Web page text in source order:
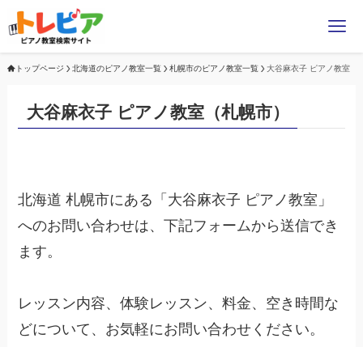
トップページ 北海道のピアノ教室一覧 札幌市のピアノ教室一覧 大谷麻衣子 ピアノ教室
大谷麻衣子 ピアノ教室（札幌市）
北海道 札幌市にある「大谷麻衣子 ピアノ教室」
へのお問い合わせは、下記フォームから送信でき
ます。
レッスン内容、体験レッスン、料金、空き時間な
どについて、お気軽にお問い合わせください。